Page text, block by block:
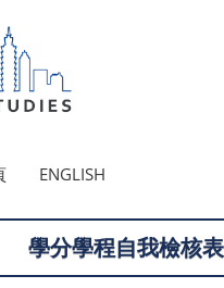
ENGLISH
學分學程自我檢核表